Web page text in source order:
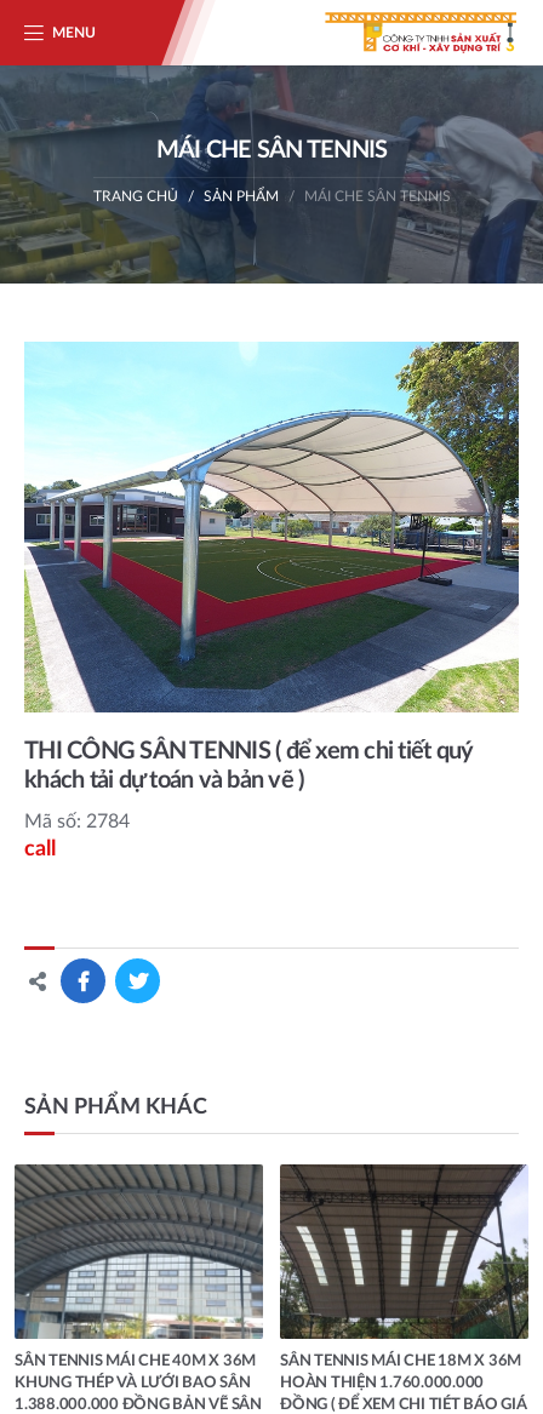
MENU
MÁI CHE SÂN TENNIS
TRANG CHỦ SẢN PHẨM MÁI CHE SÂN TENNIS
THI CÔNG SÂN TENNIS ( để xem chi tiết quý
khách tải dự toán và bản vẽ )
Mã số: 2784
call
SẢN PHẨM KHÁC
SÂN TENNIS MÁI CHE 40M X 36M
KHUNG THÉP VÀ LƯỚI BAO SÂN
1.388.000.000 ĐỒNG BẢN VẼ SÂN
SÂN TENNIS MÁI CHE 18M X 36M
HOÀN THIỆN 1.760.000.000
ĐỒNG ( ĐỂ XEM CHI TIÉT BÁO GIÁ